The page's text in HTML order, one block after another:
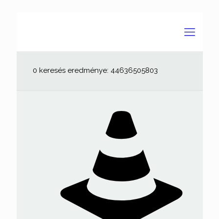
0 keresés eredménye: 44636505803